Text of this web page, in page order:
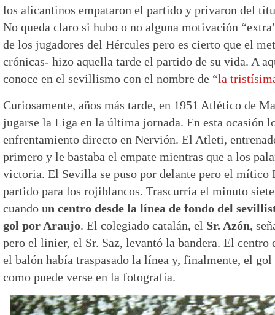
los alicantinos empataron el partido y privaron del
No queda claro si hubo o no alguna motivación
de los jugadores del Hércules pero es cierto que el
crónicas- hizo aquella tarde el partido de su vida. A
conoce en el sevillismo con el nombre de “la
Curiosamente, años más tarde, en 1951 Atlético de
jugarse la Liga en la última jornada. En esta ocasión
enfrentamiento directo en Nervión. El Atleti,
primero y le bastaba el empate mientras que a los
victoria. El Sevilla se puso por delante pero el mítico
partido para los rojiblancos. Trascurría el minuto
cuando un centro desde la línea de fondo del
gol por Araujo. El colegiado catalán, el Sr. Azón,
pero el linier, el Sr. Saz, levantó la bandera. El centro
el balón había traspasado la línea y, finalmente, el
como puede verse en la fotografía.